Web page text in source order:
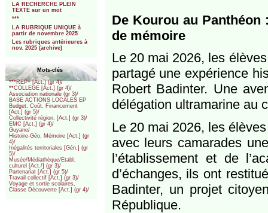
LA RECHERCHE PLEIN
TEXTE sur un mot
***
LA RUBRIQUE UNIQUE à
partir de novembre 2025
Les rubriques antérieures à
nov. 2025 (archive)
Mots-clés
***REP+ [Act.] (gr 4)/
**COLLEGE [Act.] (gr 4)/
Association nationale (gr 3)/
BASE ACTIONS LOCALES EP
Budget, Coût, Financement
[Act.] (gr 5)/
Collectivité région. [Act.] (gr 3)/
EMC [Act.] (gr 4)/
Guyane/
Histoire-Géo, Mémoire [Act.] (gr
4)/
Inégalités territoriales [Gén.] (gr
5)/
Musée/Médiathèque/Etabl.
culturel [Act./] (gr 3)/
Partenariat [Act.] (gr 5)/
Travail collectif [Act.] (gr 3)/
Voyage et sortie scolaires,
Classe Découverte [Act.] (gr 4)/
De Kourou au
de mémoire
Le 20 mai 2026, les
partagé une expérience
Robert Badinter. Une
délégation ultramarine au
Le 20 mai 2026, les
avec leurs camarades
l’établissement et de
d’échanges, ils ont
Badinter, un projet
République.